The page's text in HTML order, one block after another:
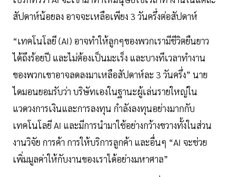
สัปดาห์น้อยลง อาจจะเหลือเพียง 3 วันครึ่งต่อสัปดาห์
“เทคโนโลยี (AI) อาจทำให้ลูกๆของพวกเรามีชีวิตยืนยาว
ได้ถึงร้อยปี และไม่ต้องเป็นมะเร็ง และบางทีเวลาทำงาน
ของพวกเขาอาจลดลงมาเหลือสัปดาห์ละ 3 วันครึ่ง” นาย
ไดมอนยอมรับว่า บริษัทเองในฐานะผู้เล่นรายใหญ่ใน
แวดวงการเงินและการลงทุน กำลังลงทุนอย่างมากกับ
เทคโนโลยี AI และมีการนำมาใช้อย่างกว้างขวางทั้งในส่วน
งานวิจัย การค้า การให้บริการลูกค้า และอื่นๆ “AI จะช่วย
เพิ่มมูลค่าให้กับงานของเราได้อย่างมหาศาล”